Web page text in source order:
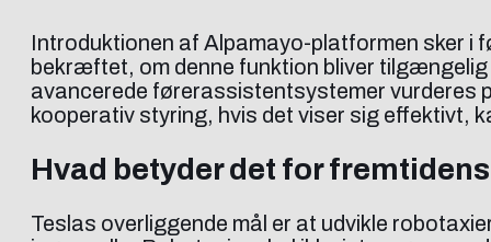
Introduktionen af Alpamayo-platformen sker i
bekræftet, om denne funktion bliver
avancerede førerassistentsystemer vurderes
kooperativ styring, hvis det viser sig effektivt,
Hvad betyder det for
Teslas overliggende mål er at udvikle